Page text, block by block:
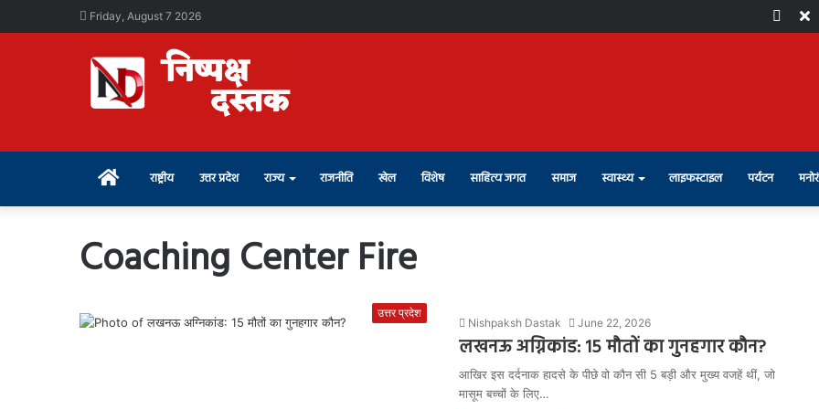
Friday, August 7 2026 X
Home राष्ट्रीय उत्तर प्रदेश राज्य राजनीति खेल विशेष साहित्य जगत समाज स्वास्थ्य लाइफस्टाइल पर्यटन
Coaching Center Fire
उत्तर प्रदेश
Nishpaksh Dastak June 22, 2026
लखनऊ अग्निकांड: 15 मौतों का गुनहगार कौन?
आखिर इस दर्दनाक हादसे के पीछे वो कौन सी 5 बड़ी और मुख्य वजहें थीं, जो
मासूम बच्चों के लिए…